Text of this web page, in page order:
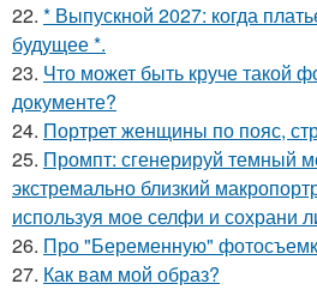
22. * Выпускной 2027: когда
будущее *.
23. Что может быть круче такой
документе?
24. Портрет женщины по пояс,
25. Промпт: сгенерируй темный
экстремально близкий
используя мое селфи и сохрани
26. Про "Беременную"
27. Как вам мой образ?